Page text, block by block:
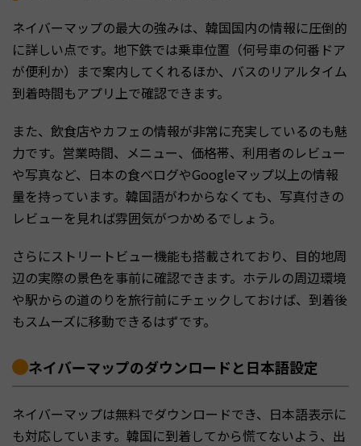
ネイバーマップの最大の強みは、韓国国内の情報に圧倒的
に詳しい点です。地下鉄では乗車位置（何号車の何番ドア
が便利か）まで案内してくれるほか、バスのリアルタイム
到着時間もアプリ上で確認できます。
また、飲食店やカフェの情報が非常に充実しているのも魅
力です。営業時間、メニュー、価格帯、利用者のレビュー
や写真など、日本の食べログやGoogleマップ以上の情報
量を持っています。韓国語がわからなくても、写真付きの
レビューを見れば雰囲気がつかめるでしょう。
さらにストリートビュー機能も搭載されており、目的地周
辺の実際の景色を事前に確認できます。ホテルの周辺環境
や駅からの道のりを旅行前にチェックしておけば、到着後
もスムーズに移動できるはずです。
ネイバーマップのダウンロードと日本語設定
ネイバーマップは無料でダウンロードでき、日本語表示に
も対応しています。韓国に到着してから慌てないよう、出